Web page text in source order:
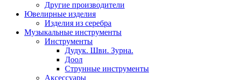
Другие производители
Ювелирные изделия
Изделия из серебра
Музыкальные инструменты
Инструменты
Дудук. Шви. Зурна.
Доол
Струнные инструменты
Аксессуары